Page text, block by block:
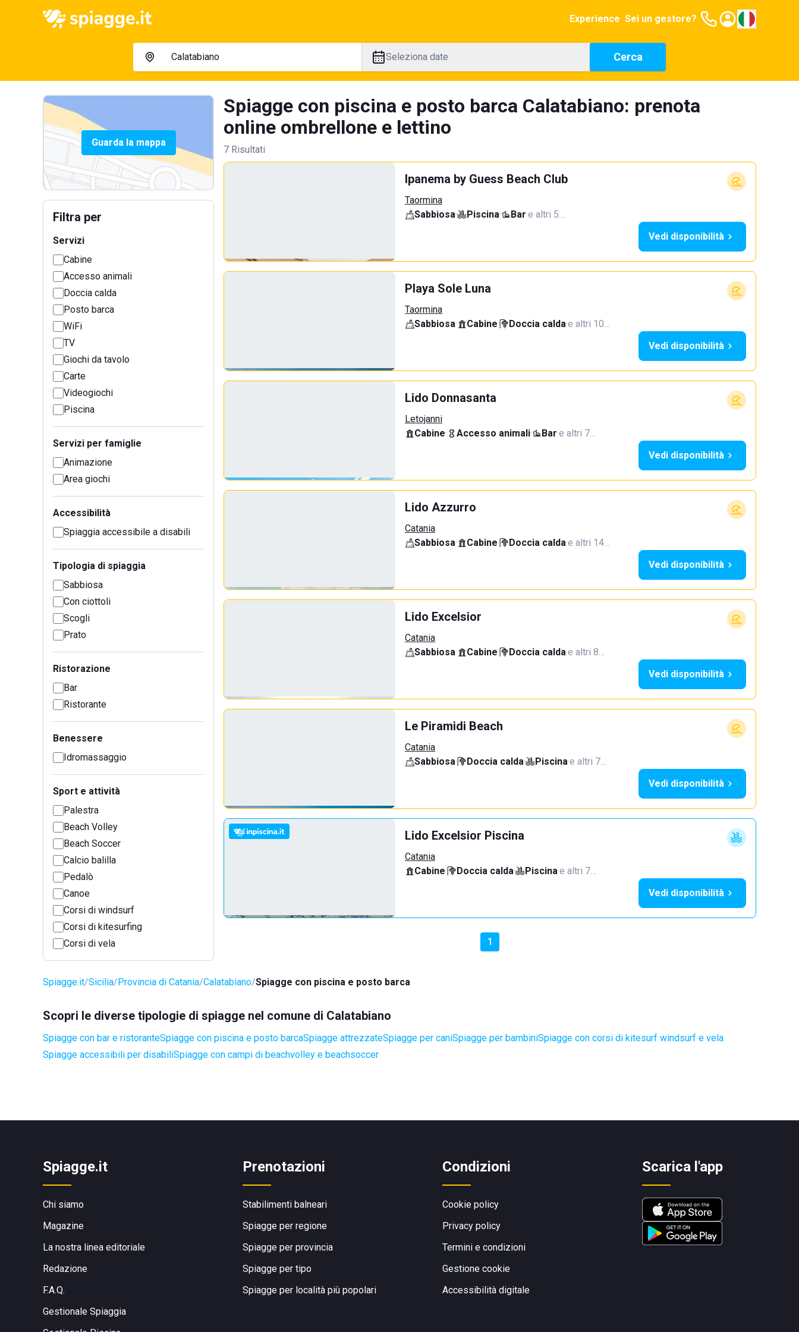
Experience Sei un gestore?
Seleziona date Cerca
Guarda la mappa
Filtra per
Servizi
Cabine
Accesso animali
Doccia calda
Posto barca
WiFi
TV
Giochi da tavolo
Carte
Videogiochi
Piscina
Servizi per famiglie
Animazione
Area giochi
Accessibilità
Spiaggia accessibile a disabili
Tipologia di spiaggia
Sabbiosa
Con ciottoli
Scogli
Prato
Ristorazione
Bar
Ristorante
Benessere
Idromassaggio
Sport e attività
Palestra
Beach Volley
Beach Soccer
Calcio balilla
Pedalò
Canoe
Corsi di windsurf
Corsi di kitesurfing
Corsi di vela
Spiagge con piscina e posto barca Calatabiano: prenota
online ombrellone e lettino
7 Risultati
Ipanema by Guess Beach Club
Taormina
Sabbiosa· Piscina· Bar·e altri 5…
Vedi disponibilità
Playa Sole Luna
Taormina
Sabbiosa· Cabine· Doccia calda·e altri 10…
Vedi disponibilità
Lido Donnasanta
Letojanni
Cabine· Accesso animali· Bar·e altri 7…
Vedi disponibilità
Lido Azzurro
Catania
Sabbiosa· Cabine· Doccia calda·e altri 14…
Vedi disponibilità
Lido Excelsior
Catania
Sabbiosa· Cabine· Doccia calda·e altri 8…
Vedi disponibilità
Le Piramidi Beach
Catania
Sabbiosa· Doccia calda· Piscina·e altri 7…
Vedi disponibilità
Lido Excelsior Piscina
Catania
Cabine· Doccia calda· Piscina·e altri 7…
Vedi disponibilità
1
Spiagge.it Sicilia Provincia di Catania Calatabiano Spiagge con piscina e posto barca
Scopri le diverse tipologie di spiagge nel comune di Calatabiano
Spiagge con bar e ristoranteSpiagge con piscina e posto barcaSpiagge attrezzateSpiagge per caniSpiagge per bambiniSpiagge con corsi di kitesurf windsurf e vela
Spiagge accessibili per disabiliSpiagge con campi di beachvolley e beachsoccer
Spiagge.it
Chi siamo
Magazine
La nostra linea editoriale
Redazione
F.A.Q.
Gestionale Spiaggia
Prenotazioni
Stabilimenti balneari
Spiagge per regione
Spiagge per provincia
Spiagge per tipo
Spiagge per località più popolari
Condizioni
Cookie policy
Privacy policy
Termini e condizioni
Gestione cookie
Accessibilità digitale
Scarica l'app